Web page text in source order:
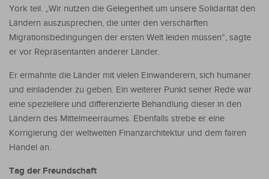
York teil. „Wir nutzen die Gelegenheit um unsere Solidarität den
Ländern auszusprechen, die unter den verschärften
Migrationsbedingungen der ersten Welt leiden müssen“, sagte
er vor Repräsentanten anderer Länder.
Er ermahnte die Länder mit vielen Einwanderern, sich humaner
und einladender zu geben. Ein weiterer Punkt seiner Rede war
eine speziellere und differenzierte Behandlung dieser in den
Ländern des Mittelmeerraumes. Ebenfalls strebe er eine
Korrigierung der weltweiten Finanzarchitektur und dem fairen
Handel an.
Tag der Freundschaft